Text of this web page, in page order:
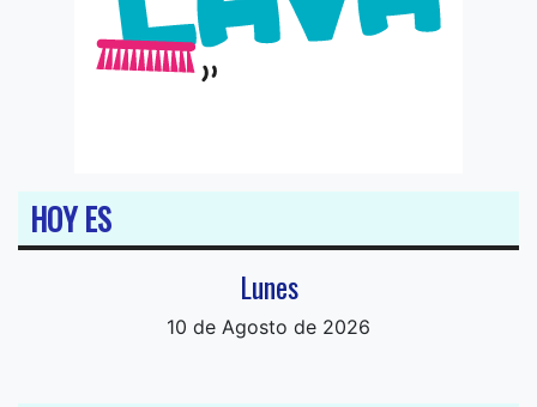
HOY ES
Lunes
10 de Agosto de 2026